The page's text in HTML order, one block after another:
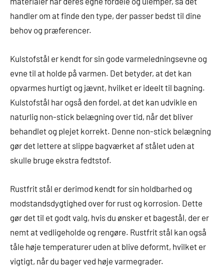
handler om at finde den type, der passer bedst til dine
behov og præferencer.
Kulstofstål er kendt for sin gode varmeledningsevne og
evne til at holde på varmen. Det betyder, at det kan
opvarmes hurtigt og jævnt, hvilket er ideelt til bagning.
Kulstofstål har også den fordel, at det kan udvikle en
naturlig non-stick belægning over tid, når det bliver
behandlet og plejet korrekt. Denne non-stick belægning
gør det lettere at slippe bagværket af stålet uden at
skulle bruge ekstra fedtstof.
Rustfrit stål er derimod kendt for sin holdbarhed og
modstandsdygtighed over for rust og korrosion. Dette
gør det til et godt valg, hvis du ønsker et bagestål, der er
nemt at vedligeholde og rengøre. Rustfrit stål kan også
tåle høje temperaturer uden at blive deformt, hvilket er
vigtigt, når du bager ved høje varmegrader.